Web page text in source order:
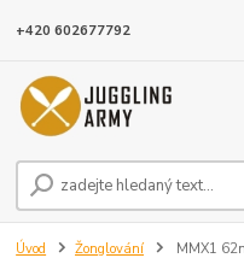
+420 602677792
Úvod Žonglování MMX1